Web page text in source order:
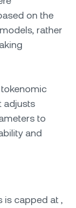
on the
rather
adjusts
to
and
is capped at ,